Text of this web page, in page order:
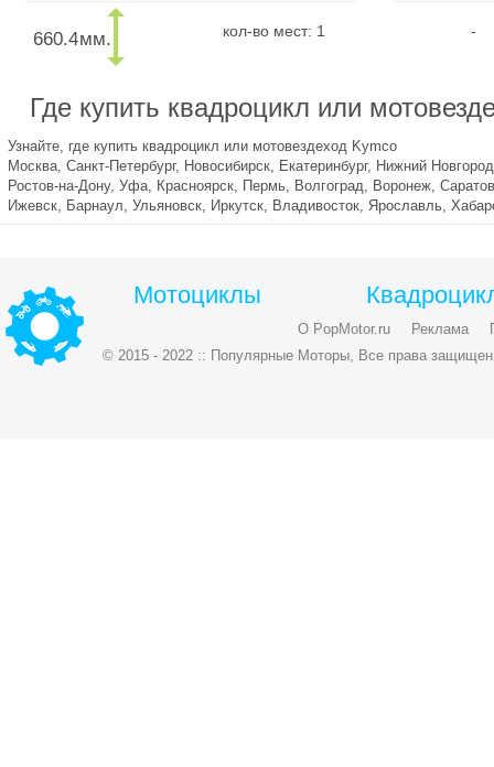
660.4мм. кол-во мест: 1 -
Где купить квадроцикл или
Узнайте, где купить квадроцикл или мотовездеход Kymco
Москва, Санкт-Петербург, Новосибирск, Екатеринбург, Нижний
Ростов-на-Дону, Уфа, Красноярск, Пермь, Волгоград, Воронеж,
Ижевск, Барнаул, Ульяновск, Иркутск, Владивосток, Ярославль,
Мотоциклы
О PopMotor.ru Реклама
© 2015 - 2022 :: Популярные Моторы, Все права